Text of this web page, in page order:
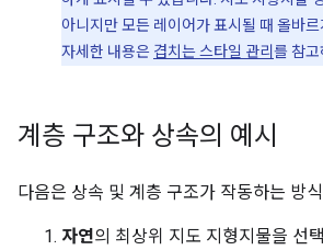
아니지만 모든 레이어가 표시될 때 올바
자세한 내용은 겹치는 스타일 관리 를 참고
계층 구조와 상속의 예시
다음은 상속 및 계층 구조가 작동하는 방
자연의 최상위 지도 지형지물을 선